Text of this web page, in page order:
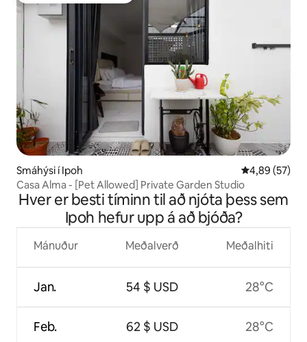
Smáhýsi í Ipoh 4,89 af 5 í
4,89 (57)
Casa Alma - [Pet Allowed] Private Garden Studio
Hver er besti tíminn til að njóta þess sem
Ipoh hefur upp á að bjóða?
Mánuður
Jan.
Feb.
Meðalverð
54 $ USD
62 $ USD
Meðalhiti
28°C
28°C